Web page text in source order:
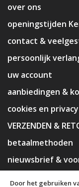
over ons
openingstijden
contact &
persoonlijk
uw account
aanbiedingen &
cookies en privacy
VERZENDEN &
betaalmethoden
nieuwsbrief &
Door het gebruiken